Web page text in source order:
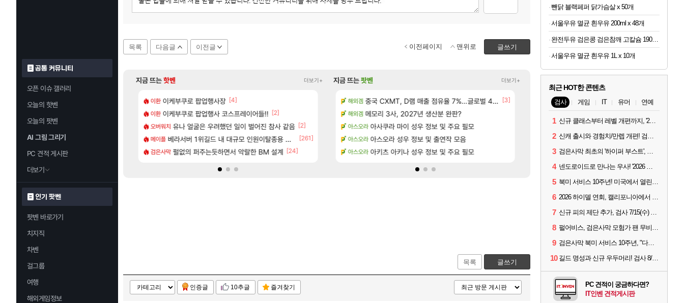
공통 커뮤니티
오픈 이슈 갤러리
오늘의 핫벤
오늘의 팟벤
AI 그림 그리기
PC 견적 게시판
더보기
인기 팟벤
팟벤 바로가기
치지직
차벤
걸그룹
여행
해외게임정보
목록 다음글 이전글 글쓰기
이전페이지 맨위로
지금 뜨는핫벤 더보기+
세, 수정, 유물, 외형, 물약 요약
패치노트 별거 없네요~없데이트수준?
밌게 까네 [57]
이환 이케부쿠로 팝업행사장 [4]
이환 이케부쿠로 팝업행사 코스프레이어들!! [2]
오버워치 유나 얼굴은 우려했던 일이 벌어진 참사 같음 [2]
메이플 베라서버 1위길드 내 대규모 인원이탈종용 추정사건
[261]
검은사막 펄없의 퍼주는듯하면서 악랄한 BM 설계 [24]
오버워치 D.mon 스킬셋 나왔다 [5]
와우 결국 돌고 돌아 와우 [29]
SOL 영웅무기도안 제작 질문
오버워치 D.mon 스킬셋 특전 공개 [3]
메이플 환산 13만 스펙으로 삐져서 매주 수로 10만점 치고있으면 ㅋㅋ
신규 악세, 수정, 유물, 외형, 물약 요약
15기래더 패치노트 별거 없네요~없데이트수준?
분내학개론 [170]
ㅇㅂ ) 재밌게 까네 [57]
지금 뜨는팟벤 더보기+
해수욕장
미하라 하루 성우 정보 및 주요 필모
우에라 업그레이드 아이템 획득 위치 공략 (89개)
리트 골렘 위치 공략 (30개) - 방랑 결투가
차벤 아반테 2.0 자연흡기? [1]
비스트 모든 요리/작물 책 획득 위치 공략 (36개) - 미식가 도전과제
섭컬겜 무한대 아난타 유출과 앞으로의 예상 (루머)
PV 라스트 에포크 시즌5 - 서리화신의 분노 티저
해외겜 ‘GTA 6’ 예판 흥행…테이크투 “내부 예상 크게 넘어”
해외겜 중국 CXMT, D램 매출 점유율 7%…글로벌 4위로 부상
[3]
해외겜 메모리 3사, 2027년 생산분 완판?
아스오라 아사쿠라 마이 성우 정보 및 주요 필모
아스오라 아스오라 성우 정보 및 출연작 모음
아스오라 아키츠 아키나 성우 정보 및 주요 필모
선녀바위해수욕장
카가미하라 하루 성우 정보 및 주요 필모
비스트 모든 바우에라 업그레이드 아이템 획득 위치 공략 (89
비스트 모든 엘리트 골렘 위치 공략 (30개) - 방랑 결
목록 글쓰기
인증글 10추글 즐겨찾기
뺀닭 블랙페퍼 닭가슴살 x 50개
서울우유 멸균 흰우유 200ml x 48개
완전두유 검은콩 검은참깨 고칼슘 190ml x 60개
서울우유 멸균 흰우유 1L x 10개
최근 HOT한 콘텐츠
검사 게임 IT 유머 연예
1 신규 클래스부터 레벨 개편까지, '2026 검은사막 하이델 연회' 총정리
2 신캐 출시와 경험치/만렙 개편! 검사 2026 하이델 연회 모아보기
3 검은사막 최초의 '하이퍼 부스트', 직접 해봤습니다
4 넨도로이드로 만나는 우사! '2026 하이델 연회' 막바지 깜짝 공개
5 북미 서비스 10주년! 미국에서 열린 '검은사막 하이델 연회'
6 2026 하이델 연회, 캘리포니아에서 개최
7 신규 피의 제단 추가, 검사 7/15(수) 패치 핵심 정리
8 펄어비스, 검은사막 모험가 팬 무비 '마디걸스' 글로벌 상영회 개최
9 검은사막 북미 서비스 10주년, "다음 10년도 우리만의 액션으로"
10 길드 명성과 신규 우두머리! 검사 8/5(수) 패치 핵심 정리
PC 견적이 궁금하다면?
IT인벤 견적게시판